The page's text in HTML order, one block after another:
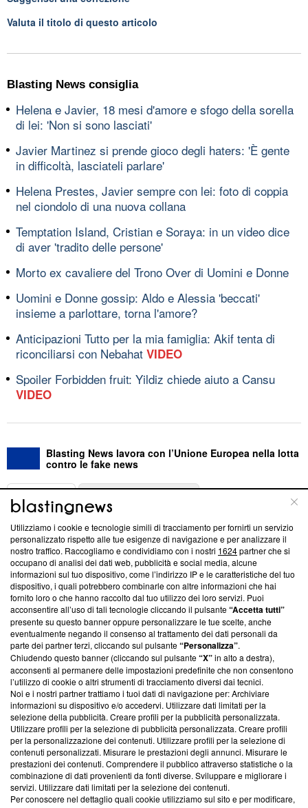
Valuta il titolo di questo articolo
Blasting News consiglia
Helena e Javier, 18 mesi d'amore e sfogo della sorella
di lei: 'Non si sono lasciati'
Javier Martinez si prende gioco degli haters: 'È gente
in difficoltà, lasciateli parlare'
Helena Prestes, Javier sempre con lei: foto di coppia
nel ciondolo di una nuova collana
Temptation Island, Cristian e Soraya: in un video dice
di aver 'tradito delle persone'
Morto ex cavaliere del Trono Over di Uomini e Donne
Uomini e Donne gossip: Aldo e Alessia 'beccati'
insieme a parlottare, torna l'amore?
Anticipazioni Tutto per la mia famiglia: Akif tenta di
riconciliarsi con Nebahat VIDEO
Spoiler Forbidden fruit: Yildiz chiede aiuto a Cansu
VIDEO
Blasting News lavora con l’Unione Europea nella lotta
contro le fake news
ABOUT
Questa sezione offre informazioni trasparenti su Blasting
News, sui nostri processi editoriali e su come ci impegniamo a
creare news di qualità. Inoltre, afferma la nostra aderenza a
‘Trust Project - News with Integrity’Blasting News non è
ancora membro del programma, ma ha richiesto di farne
parte; Trust Project non ha ancora effettuato una verifica di
conformità agli standard.
Su di noi
Team editoriale
Corporate
Redazione
Informativa Privacy
Cookie Policy
Blasting SA, IDI CHE-247.845.224, Via Carlo Frasca, 3 - 6900
Utilizziamo i cookie e tecnologie simili di tracciamento per fornirti un servizio
personalizzato rispetto alle tue esigenze di navigazione e per analizzare il
nostro traffico. Raccogliamo e condividiamo con i nostri 1624partner che si
occupano di analisi dei dati web, pubblicità e social media, alcune
informazioni sul tuo dispositivo, come l’indirizzo IP e le caratteristiche del tuo
dispositivo, i quali potrebbero combinarle con altre informazioni che hai
fornito loro o che hanno raccolto dal tuo utilizzo dei loro servizi. Puoi
acconsentire all’uso di tali tecnologie cliccando il pulsante“Accetta tutti”
presente su questo banner oppure personalizzare le tue scelte, anche
eventualmente negando il consenso al trattamento dei dati personali da
parte dei partner terzi, cliccando sul pulsante“Personalizza”.
Chiudendo questo banner (cliccando sul pulsante“X”in alto a destra),
acconsenti al permanere delle impostazioni predefinite che non consentono
l’utilizzo di cookie o altri strumenti di tracciamento diversi dai tecnici.
Noi e i nostri partner trattiamo i tuoi dati di navigazione per: Archiviare
informazioni su dispositivo e/o accedervi. Utilizzare dati limitati per la
selezione della pubblicità. Creare profili per la pubblicità personalizzata.
Utilizzare profili per la selezione di pubblicità personalizzata. Creare profili
per la personalizzazione dei contenuti. Utilizzare profili per la selezione di
contenuti personalizzati. Misurare le prestazioni degli annunci. Misurare le
prestazioni dei contenuti. Comprendere il pubblico attraverso statistiche o la
combinazione di dati provenienti da fonti diverse. Sviluppare e migliorare i
servizi. Utilizzare dati limitati per la selezione dei contenuti.
Per conoscere nel dettaglio quali cookie utilizziamo sul sito e per modificare,